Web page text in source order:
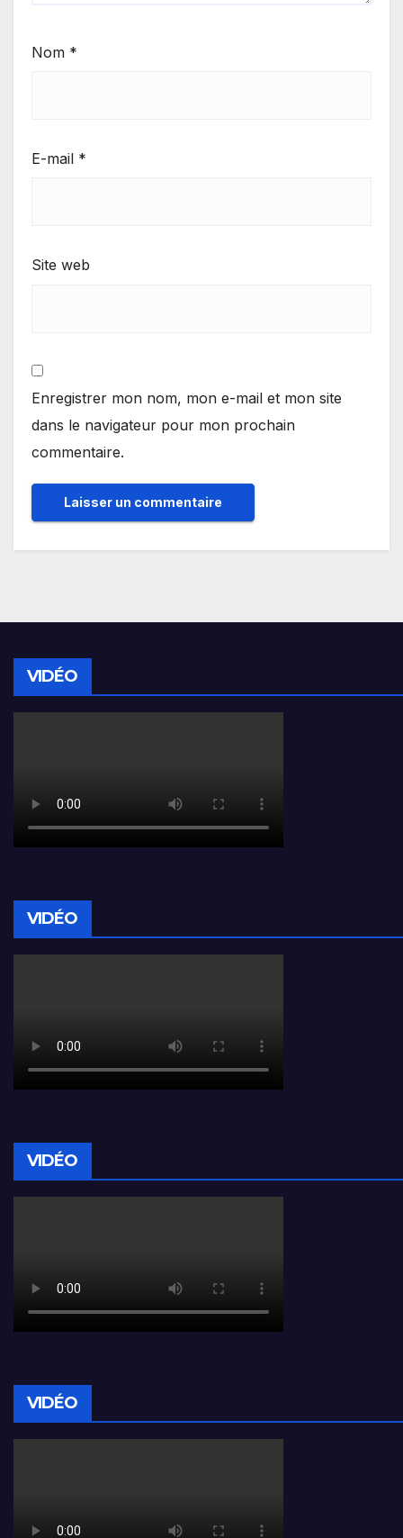
Nom *
E-mail *
Site web
Enregistrer mon nom, mon e-mail et mon site
dans le navigateur pour mon prochain
commentaire.
VIDÉO
VIDÉO
VIDÉO
VIDÉO